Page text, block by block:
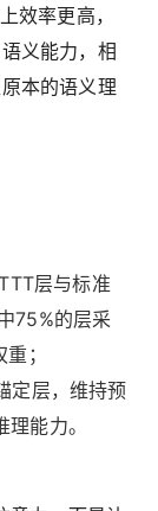
效率更高，
义能力，相
本的语义理
层与标准
75%的层采
；
定层，维持预
能力。